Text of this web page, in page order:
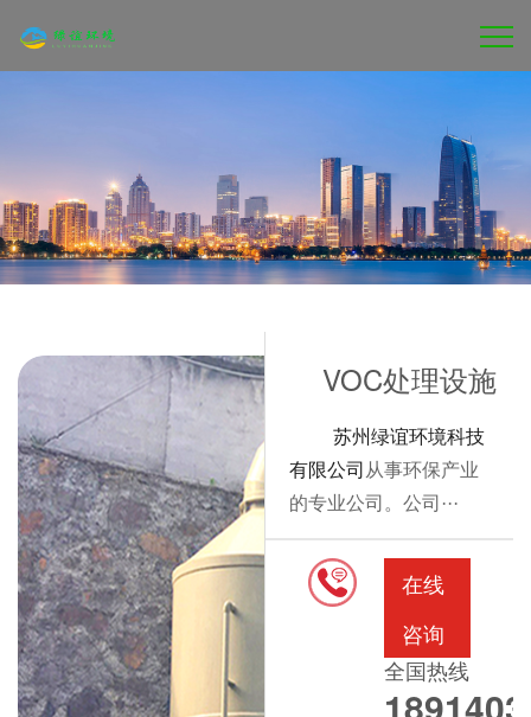
VOC处理设施
苏州绿谊环境科技
有限公司 从事环保产业
的专业公司。公司···
在线
咨询
全国热线